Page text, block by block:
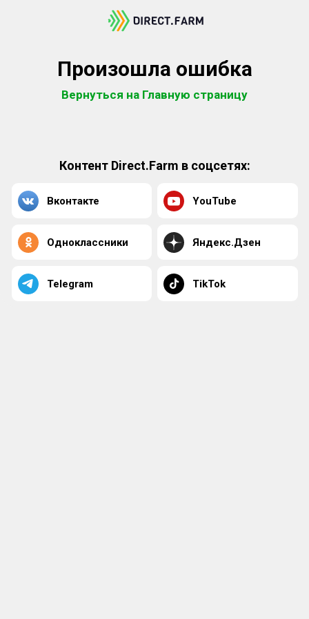
Произошла ошибка
Вернуться на Главную страницу
Контент Direct.Farm в соцсетях:
Вконтакте YouTube
Одноклассники Яндекс.Дзен
Telegram TikTok